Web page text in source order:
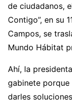
de ciudadanos,
Contigo”, en su
Campos, se
Mundo Hábitat
Ahí, la
gabinete
darles